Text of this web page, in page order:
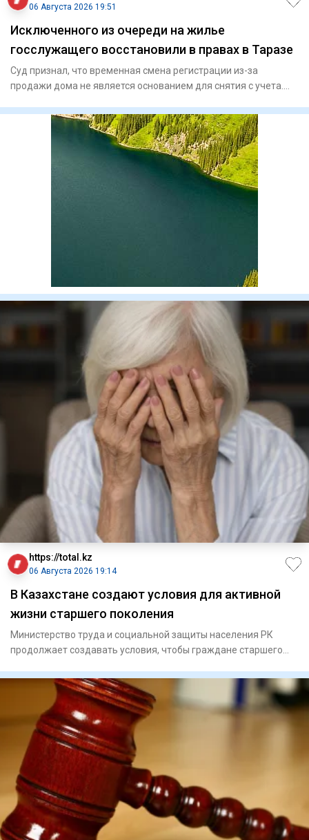
06 Августа 2026 19:51
Исключенного из очереди на жилье
госслужащего восстановили в правах в Таразе
Суд признал, что временная смена регистрации из-за
продажи дома не является основанием для снятия с учета.
https://total.kz
06 Августа 2026 19:14
В Казахстане создают условия для активной
жизни старшего поколения
Министерство труда и социальной защиты населения РК
продолжает создавать условия, чтобы граждане старшего